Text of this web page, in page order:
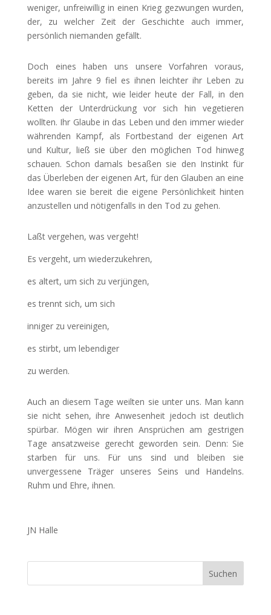
weniger, unfreiwillig in einen Krieg gezwungen wurden,
der, zu welcher Zeit der Geschichte auch immer,
persönlich niemanden gefällt.
Doch eines haben uns unsere Vorfahren voraus,
bereits im Jahre 9 fiel es ihnen leichter ihr Leben zu
geben, da sie nicht, wie leider heute der Fall, in den
Ketten der Unterdrückung vor sich hin vegetieren
wollten. Ihr Glaube in das Leben und den immer wieder
währenden Kampf, als Fortbestand der eigenen Art
und Kultur, ließ sie über den möglichen Tod hinweg
schauen. Schon damals besaßen sie den Instinkt für
das Überleben der eigenen Art, für den Glauben an eine
Idee waren sie bereit die eigene Persönlichkeit hinten
anzustellen und nötigenfalls in den Tod zu gehen.
Laßt vergehen, was vergeht!
Es vergeht, um wiederzukehren,
es altert, um sich zu verjüngen,
es trennt sich, um sich
inniger zu vereinigen,
es stirbt, um lebendiger
zu werden.
Auch an diesem Tage weilten sie unter uns. Man kann
sie nicht sehen, ihre Anwesenheit jedoch ist deutlich
spürbar. Mögen wir ihren Ansprüchen am gestrigen
Tage ansatzweise gerecht geworden sein. Denn: Sie
starben für uns. Für uns sind und bleiben sie
unvergessene Träger unseres Seins und Handelns.
Ruhm und Ehre, ihnen.
JN Halle